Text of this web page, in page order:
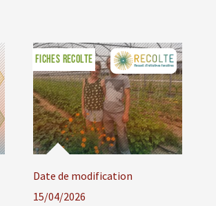
Date de modification
15/04/2026
FICHES RECOLTE